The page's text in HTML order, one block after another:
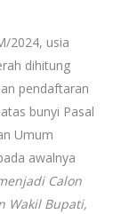
2024, usia
dihitung
pendaftaran
bunyi Pasal
Umum
awalnya
Calon
Wakil Bupati,